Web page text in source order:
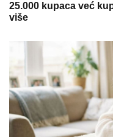
25.000 kupaca već
više